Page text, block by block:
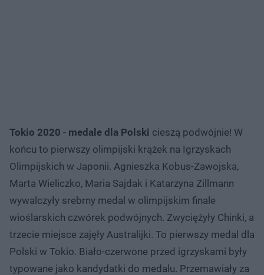
Tokio 2020 - medale dla Polski cieszą podwójnie! W
końcu to pierwszy olimpijski krążek na Igrzyskach
Olimpijskich w Japonii. Agnieszka Kobus-Zawojska,
Marta Wieliczko, Maria Sajdak i Katarzyna Zillmann
wywalczyły srebrny medal w olimpijskim finale
wioślarskich czwórek podwójnych. Zwyciężyły Chinki, a
trzecie miejsce zajęły Australijki. To pierwszy medal dla
Polski w Tokio. Biało-czerwone przed igrzyskami były
typowane jako kandydatki do medalu. Przemawiały za